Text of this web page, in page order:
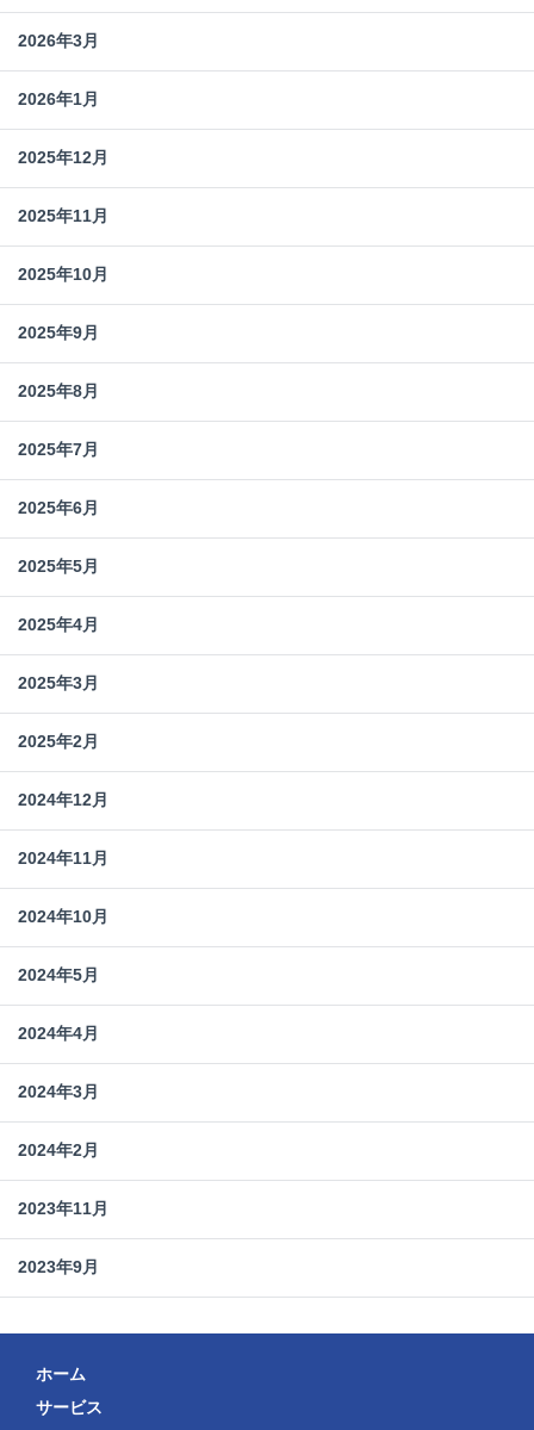
2026年3月
2026年1月
2025年12月
2025年11月
2025年10月
2025年9月
2025年8月
2025年7月
2025年6月
2025年5月
2025年4月
2025年3月
2025年2月
2024年12月
2024年11月
2024年10月
2024年5月
2024年4月
2024年3月
2024年2月
2023年11月
2023年9月
ホーム
サービス